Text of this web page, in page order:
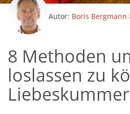
Autor: Boris Bergmann
8 Methoden
loslassen zu
Liebeskummer